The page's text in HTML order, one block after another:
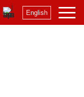
English